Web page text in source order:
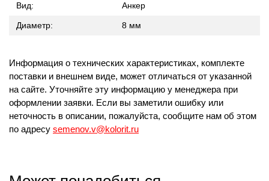
Вид: Анкер
Диаметр: 8 мм
Информация о технических характеристиках, комплекте
поставки и внешнем виде, может отличаться от указанной
на сайте. Уточняйте эту информацию у менеджера при
оформлении заявки. Если вы заметили ошибку или
неточность в описании, пожалуйста, сообщите нам об этом
по адресу semenov.v@kolorit.ru